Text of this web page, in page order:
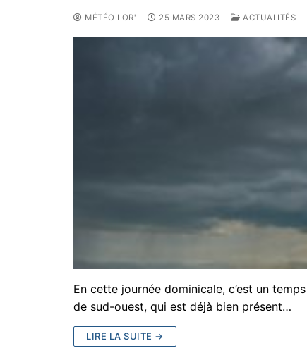
MÉTÉO LOR' 25 MARS 2023 ACTUALITÉS
En cette journée dominicale, c’est un
de sud-ouest, qui est déjà bien présent…
LIRE LA SUITE →